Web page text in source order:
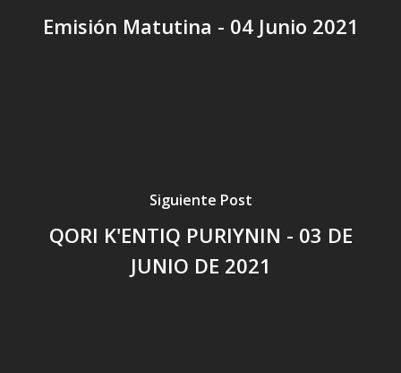
Emisión Matutina - 04 Junio 2021
Siguiente Post
QORI K'ENTIQ PURIYNIN - 03 DE
JUNIO DE 2021